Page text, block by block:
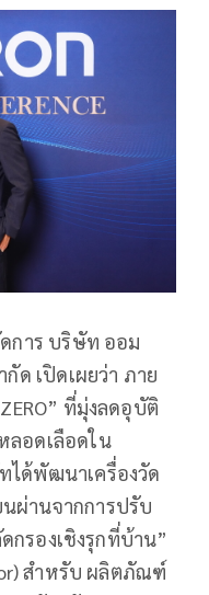
การ บริษัท ออม
ด เปิดเผยว่า ภาย
ที่มุ่งลดอุบัติ
ลอดเลือดใน
ได้พัฒนาเครื่องวัด
ผ่านจากการปรับ
รองเชิงรุกที่บ้าน”
สำหรับ ผลิตภัณฑ์